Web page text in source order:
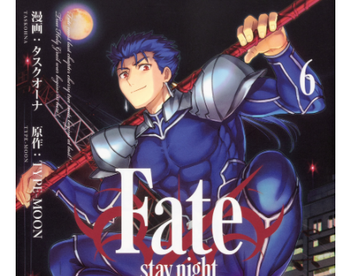
艦が奇襲を受ける。一方、マクロ
ス・シティ内の公園に設置された野
外ステージでは、ロックバンドのラ
イブが行われていた。そのグループ
の名は｢ファイアー・ボンバー｣。ボ
ーカル&ギターは破天荒で情熱的な熱
気バサラ。ボーカル&ベースはマック
スとミリアの7番目の娘、ミレーヌ。
キーボード&リーダーに飄々としたレ
イ。ドラムに寡黙なゼントラン女
性、ビヒーダ。ライブが盛り上がり
を見せた最中、敵の戦闘部隊がマク
ロス本艦にまで攻め込んできた。果
たしてなぞの船団の目的は、そして
正体は…100万の市民の運命を載せ巨
大戦艦マクロスは、やがて恐るべき